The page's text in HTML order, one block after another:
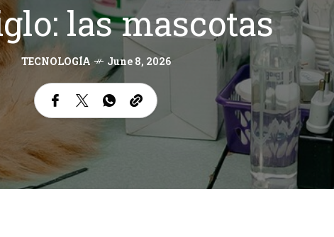
las mascotas
TECNOLOGÍA June 8, 2026